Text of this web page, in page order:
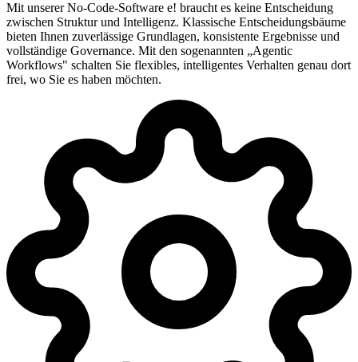
Mit unserer No-Code-Software e! braucht es keine Entscheidung
zwischen Struktur und Intelligenz. Klassische Entscheidungsbäume
bieten Ihnen zuverlässige Grundlagen, konsistente Ergebnisse und
vollständige Governance. Mit den sogenannten „Agentic
Workflows" schalten Sie flexibles, intelligentes Verhalten genau dort
frei, wo Sie es haben möchten.